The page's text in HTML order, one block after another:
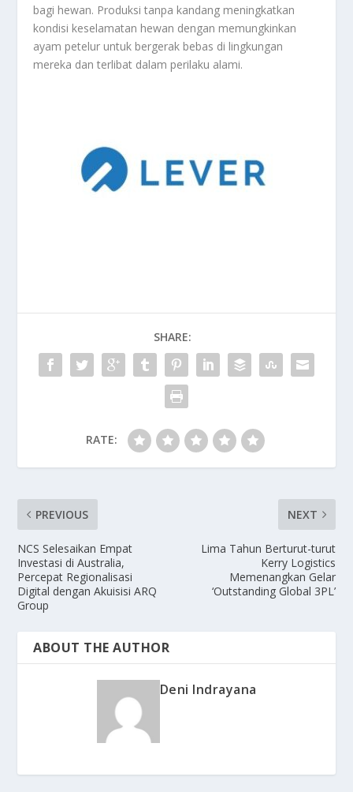
bagi hewan. Produksi tanpa kandang meningkatkan
kondisi keselamatan hewan dengan memungkinkan
ayam petelur untuk bergerak bebas di lingkungan
mereka dan terlibat dalam perilaku alami.
SHARE:
RATE:
PREVIOUS
NCS Selesaikan Empat
Investasi di Australia,
Percepat Regionalisasi
Digital dengan Akuisisi ARQ
Group
NEXT
Lima Tahun Berturut-turut
Kerry Logistics
Memenangkan Gelar
‘Outstanding Global 3PL’
ABOUT THE AUTHOR
Deni Indrayana